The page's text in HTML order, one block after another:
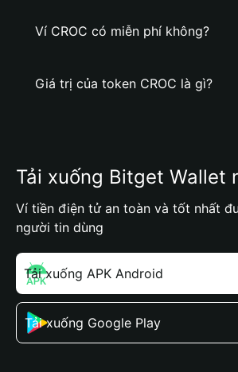
Ví CROC có miễn phí không?
Giá trị của token CROC là gì?
Tải xuống Bitget Wallet
Ví tiền điện tử an toàn và tốt nhất
người tin dùng
Tải xuống APK Android
Tải xuống Google Play